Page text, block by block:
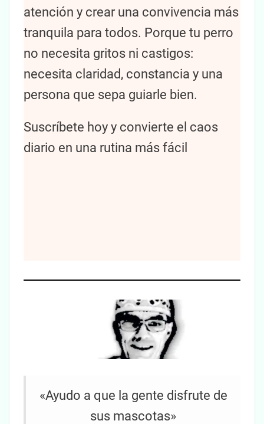
atención y crear una convivencia más
tranquila para todos. Porque tu perro
no necesita gritos ni castigos:
necesita claridad, constancia y una
persona que sepa guiarle bien.
Suscríbete hoy y convierte el caos
diario en una rutina más fácil
«Ayudo a que la gente disfrute de
sus mascotas»